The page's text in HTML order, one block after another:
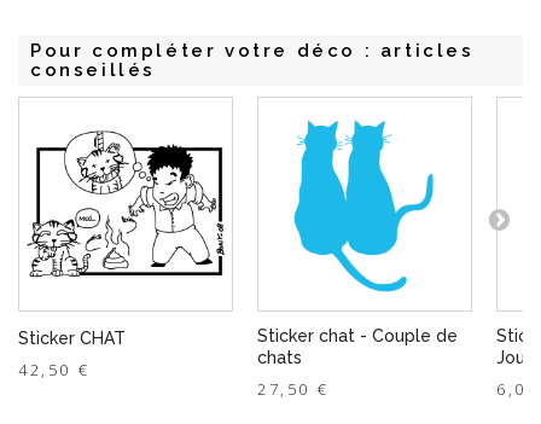
Pour compléter votre déco : articles
conseillés
Sticker CHAT
42,50 €
Sticker chat - Couple de
chats
27,50 €
Joue